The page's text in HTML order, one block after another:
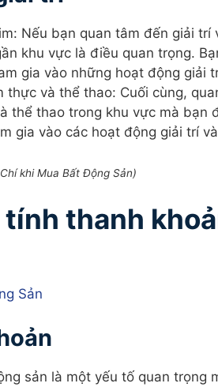
Nếu bạn quan tâm đến giải trí
khu vực là điều quan trọng.
gia vào những hoạt động giải
thực và thể thao: Cuối cùng,
thể thao trong khu vực mà bạn
gia vào các hoạt động giải trí
khi Mua Bất Động Sản)
thanh
sản là một yếu tố quan trọng